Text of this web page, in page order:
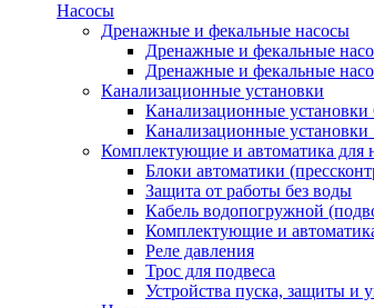
Насосы
Дренажные и фекальные насосы
Дренажные и фекальные
Дренажные и фекальные
Канализационные установки
Канализационные установки
Канализационные установки
Комплектующие и автоматика для
Блоки автоматики
Защита от работы без воды
Кабель водопогружной
Комплектующие и
Реле давления
Трос для подвеса
Устройства пуска, защиты и